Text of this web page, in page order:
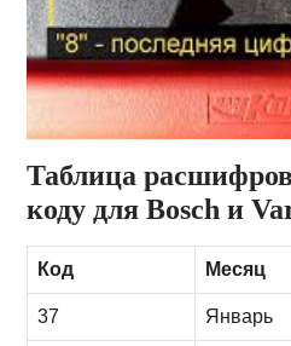
Таблица
коду для Bosch и
Код Месяц
37 Январь